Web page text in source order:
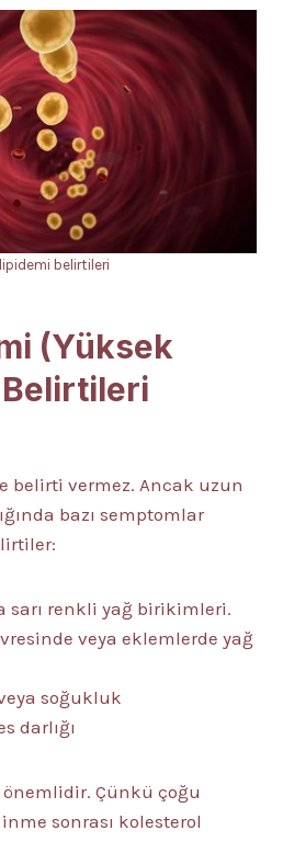
belirtileri
(Yüksek
belirti vermez. Ancak uzun
bazı semptomlar
sarı renkli yağ birikimleri.
veya eklemlerde yağ
soğukluk
darlığı
Çünkü çoğu
sonrası kolesterol